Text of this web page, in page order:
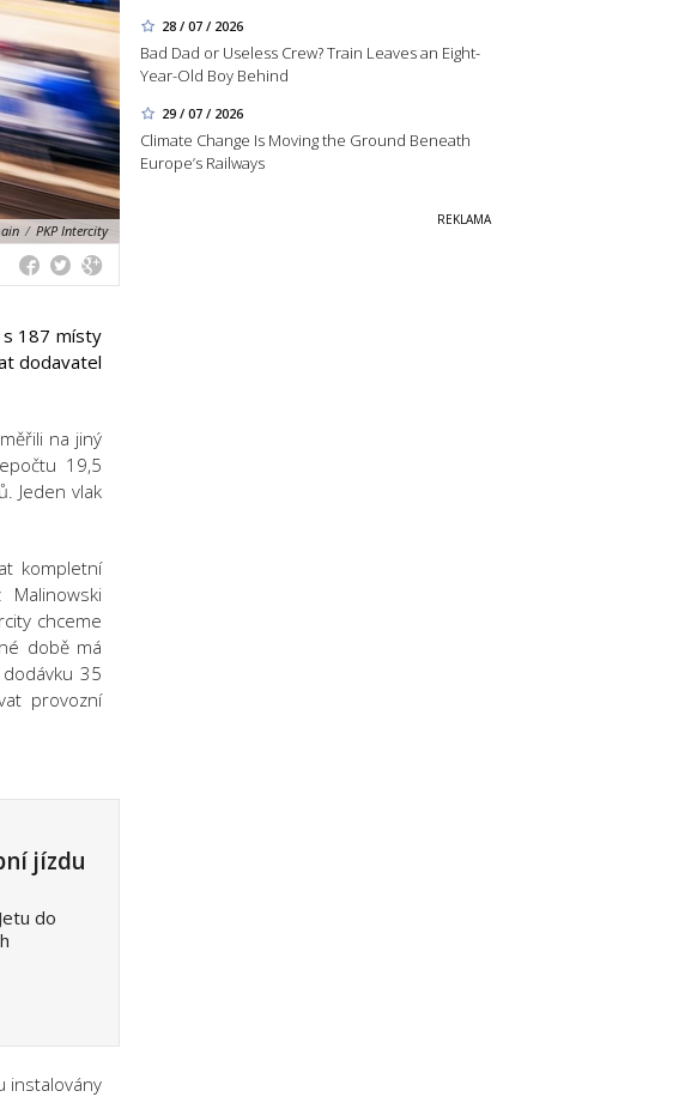
28 / 07 / 2026
Bad Dad or Useless Crew? Train Leaves an Eight-
Year-Old Boy Behind
29 / 07 / 2026
Climate Change Is Moving the Ground Beneath
Europe’s Railways
/ PKP Intercity
187 místy
dodavatel
na jiný
19,5
Jeden vlak
kompletní
chceme
době má
35
provozní
jízdu
do
instalovány